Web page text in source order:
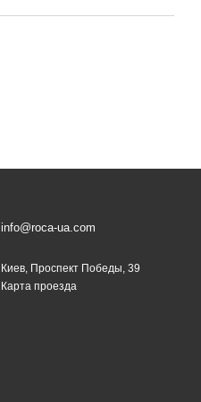
info@roca-ua.com
Киев, Проспект Победы, 39
Карта проезда